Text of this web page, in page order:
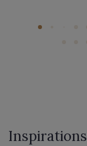
Inspirations